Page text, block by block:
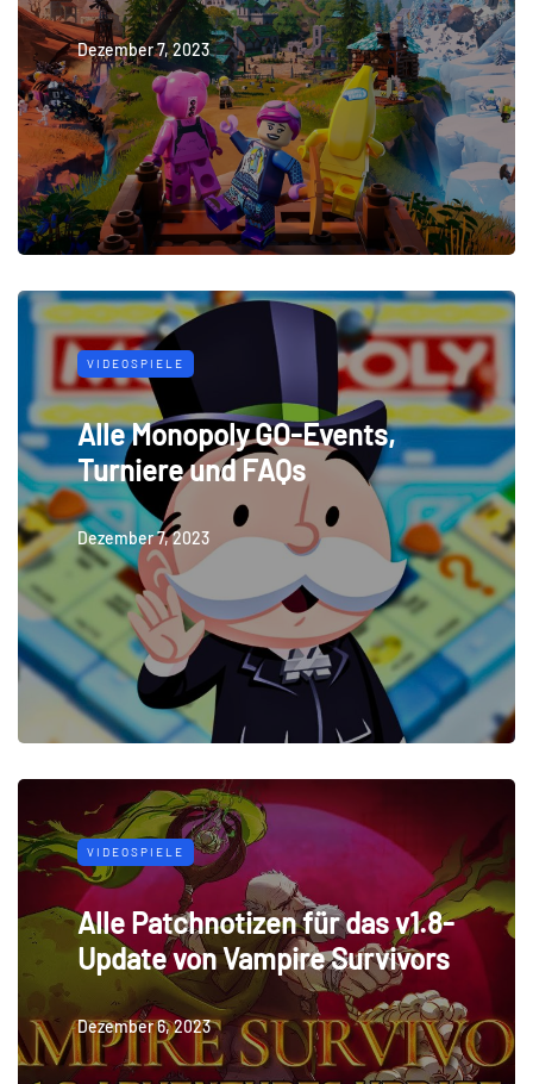
Dezember 7, 2023
VIDEOSPIELE
Alle Monopoly GO-Events,
Turniere und FAQs
Dezember 7, 2023
VIDEOSPIELE
Alle Patchnotizen für das v1.8-
Update von Vampire Survivors
Dezember 6, 2023